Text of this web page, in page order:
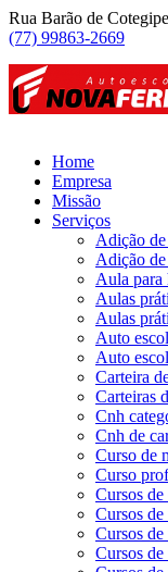
Rua Barão de
(77) 99863-2669
Home
Empresa
Missão
Serviços
Adição
Adição de
Aula para
Aulas
Aulas
Auto
Auto
Carteira
Carteiras
Cnh
Cnh de
Curso de
Curso
Cursos de
Cursos
Cursos de
Cursos de